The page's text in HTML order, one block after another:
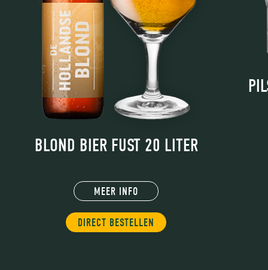
BLOND BIER FUST 20 LITER
MEER INFO
DIRECT BESTELLEN